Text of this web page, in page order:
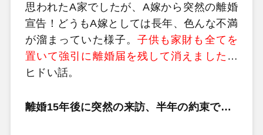
思われたA家でしたが、A嫁から突然の離婚
宣告！どうもA嫁としては長年、色んな不満
が溜まっていた様子。 子供も家財も全てを
置いて強引に離婚届を残して消えました …
ヒドい話。
離婚15年後に突然の来訪、半年の約束で…